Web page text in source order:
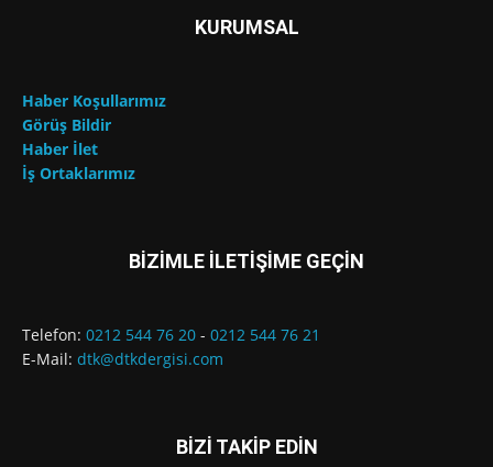
KURUMSAL
Haber Koşullarımız
Görüş Bildir
Haber İlet
İş Ortaklarımız
BİZİMLE İLETİŞİME GEÇİN
Telefon: 0212 544 76 20 - 0212 544 76 21
E-Mail: dtk@dtkdergisi.com
BİZİ TAKİP EDİN